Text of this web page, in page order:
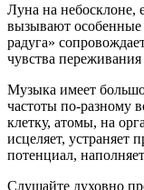
Луна на небосклоне,
вызывают
радуга»
чувства
Музыка имеет
частоты по-разному
клетку, атомы, на
исцеляет, устраняет
потенциал,
Слушайте духовно